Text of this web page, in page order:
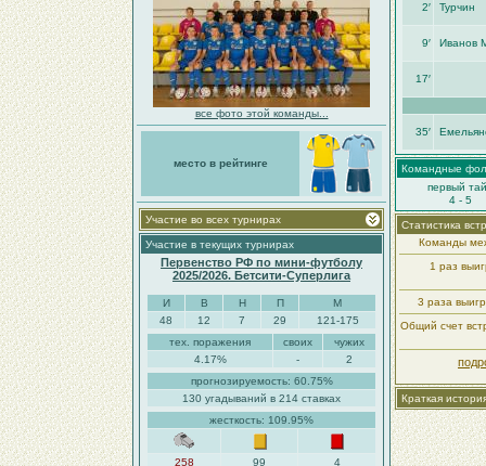
все фото этой команды...
место в рейтинге
Участие во всех турнирах
Участие в текущих турнирах
Первенство РФ по мини-футболу
2025/2026. Бетсити-Суперлига
И В Н П
М
48
12 7 29
121-175
тех. поражения
своих
чужих
4.17%
-
2
прогнозируемость: 60.75%
130 угадываний в 214 ставках
жесткость: 109.95%
258 99 4
2′ Турчин
9′ Иванов
17′
35′
Командные
первый
4 - 5
Статистика
Команды
1 раз
3 раза
Общий счет
Краткая